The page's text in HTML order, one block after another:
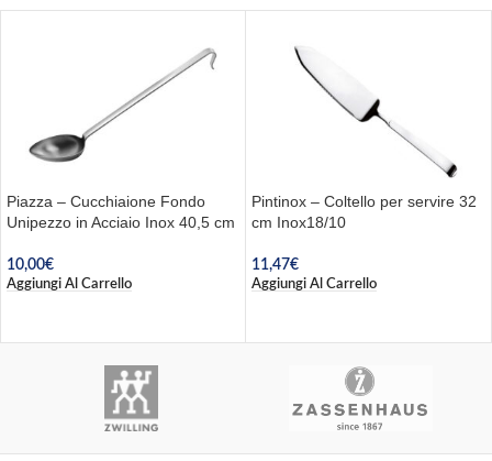
Piazza – Cucchiaione Fondo
Unipezzo in Acciaio Inox 40,5 cm
10,00€
Aggiungi Al Carrello
Pintinox – Coltello per servire 32
cm Inox18/10
11,47€
Aggiungi Al Carrello